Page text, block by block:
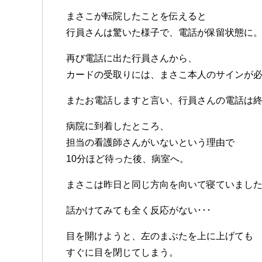
まさこが転院したことを伝えると
行員さんは驚いた様子で、電話が保留状態に。
再び電話に出た行員さんから、
カードの受取りには、まさこ本人のサインが必
またお電話しますと言い、行員さんの電話は終
病院に到着したところ、
担当の看護師さんがいないという理由で
10分ほど待った後、病室へ。
まさこは昨日と同じ方向を向いて寝ていました
話かけてみても全く反応がない･･･
目を開けようと、左のまぶたを上に上げても
すぐに目を閉じてしまう。